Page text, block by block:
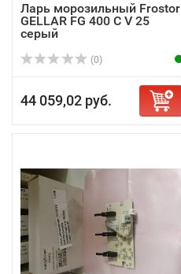
Ларь морозильный Frostor
GELLAR FG 400 C V 25
серый
(0)
44 059,02 руб.